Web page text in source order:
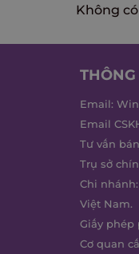
Không
Email:
Email
Tư vấn
Trụ sở
Chi
Việt Nam.
Giấy phép
Cơ quan